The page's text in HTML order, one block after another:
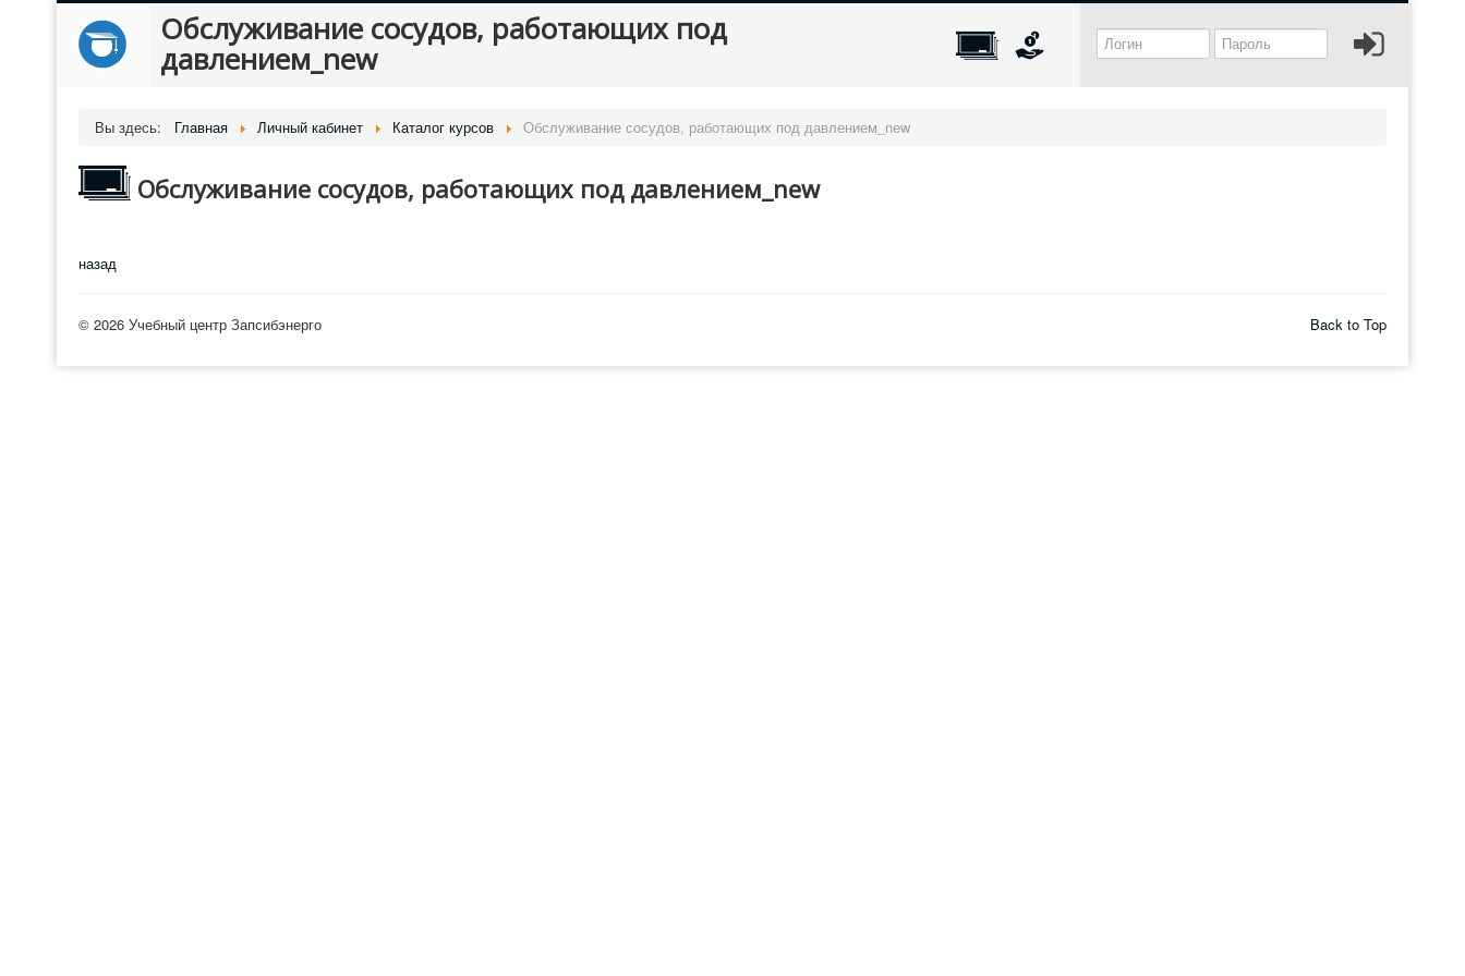
Обслуживание сосудов, работающих под
давлением_new
Вы здесь: Главная Личный кабинет Каталог курсов Обслуживание сосудов, работающих под давлением_new
Обслуживание сосудов, работающих под давлением_new
назад
Back to Top
© 2026 Учебный центр Запсибэнерго